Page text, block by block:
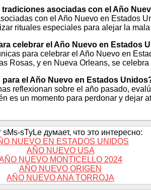
asociadas con el Año
con el Año Nuevo en Estados
rituales especiales para alejar la
celebrar el Año Nuevo en Estados
para celebrar el Año Nuevo en
Rosas, y en Nueva Orleans, se
el Año Nuevo en Estados
reflexionan sobre el año pasado,
es un momento para perdonar y dejar
sMs-sTyLe думает, что это интересно:
NUEVO EN ESTADOS UNIDOS
AÑO NUEVO USA
NUEVO MONTICELLO 2024
AÑO NUEVO ORIGEN
AÑO NUEVO ANA TORROJA